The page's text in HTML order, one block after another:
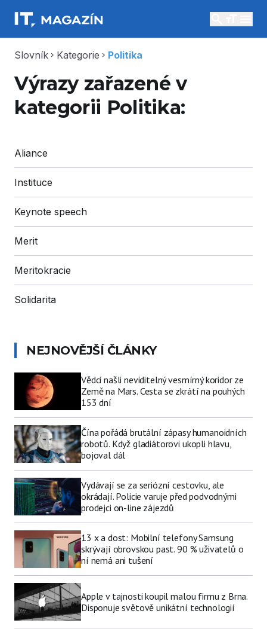
Slovník chevron_right Kategorie chevron_right Politika
Výrazy zařazené v
kategorii Politika:
Aliance
Instituce
Keynote speech
Merit
Meritokracie
Solidarita
NEJNOVĚJŠÍ ČLÁNKY
Vědci našli neviditelný vesmírný koridor ze
Země na Mars. Cesta se zkrátí na pouhých
153 dní
Čína pořádá brutální zápasy humanoidních
robotů. Když gladiátorovi ukopli hlavu,
bojoval dál
Vydávají se za seriózní cestovku, ale
okrádají. Policie varuje před podvodnými
prodejci on-line zájezdů
13 x a dost: Mobilní telefony Samsung
skrývají obrovskou past. 90 % uživatelů o
ní nemá ani tušení
Apple v tajnosti koupil malou firmu z Brna.
Disponuje světově unikátní technologií